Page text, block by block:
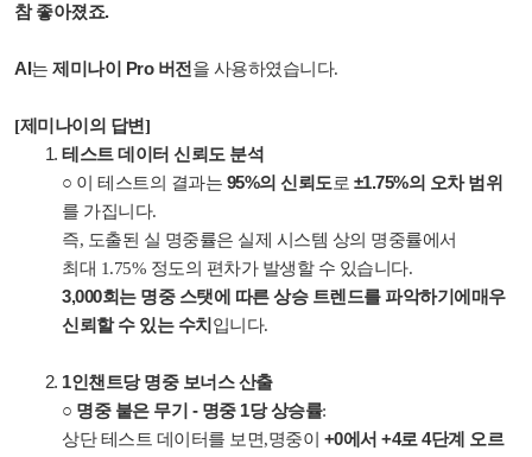
참 좋아졌죠.
AI는 제미나이 Pro 버전을 사용하였습니다.
[제미나이의 답변]
테스트 데이터 신뢰도 분석
○ 이 테스트의 결과는 95%의 신뢰도로 ±1.75%의 오차 범위
를 가집니다.
즉, 도출된 실 명중률은 실제 시스템 상의 명중률에서
최대 1.75% 정도의 편차가 발생할 수 있습니다.
3,000회는 명중 스탯에 따른 상승 트렌드를 파악하기에매우
신뢰할 수 있는 수치입니다.
1인챈트당 명중 보너스 산출
○ 명중 붙은 무기 - 명중 1당 상승률:
상단 테스트 데이터를 보면,명중이 +0에서 +4로 4단계 오르